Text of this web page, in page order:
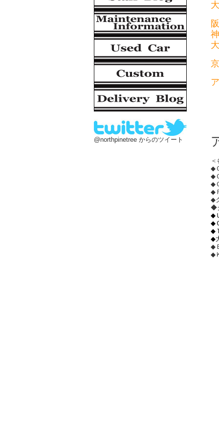
@northpinetree からのツイート
◆
◆
◆
◆
◆
◆
◆
◆
◆
◆
◆
◆